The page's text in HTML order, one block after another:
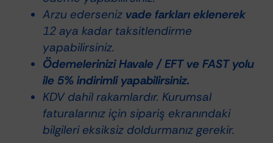
ve
Koruyucu
adet
Arzu ederseniz vade farkları eklenerek
12 aya kadar taksitlendirme
yapabilirsiniz.
Ödemelerinizi Havale / EFT ve FAST yolu
ile 5% indirimli yapabilirsiniz.
KDV dahil rakamlardır. Kurumsal
faturalarınız için sipariş ekranındaki
bilgileri eksiksiz doldurmanız gerekir.